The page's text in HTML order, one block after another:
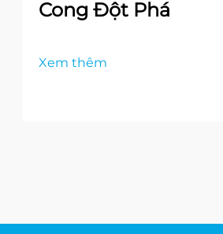
Cong Đột Phá
Xem thêm